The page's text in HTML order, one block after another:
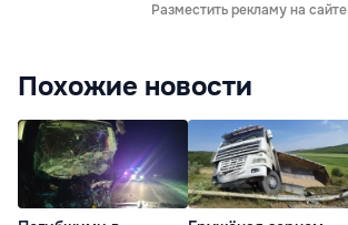
Разместить рекламу на сайте
Похожие новости